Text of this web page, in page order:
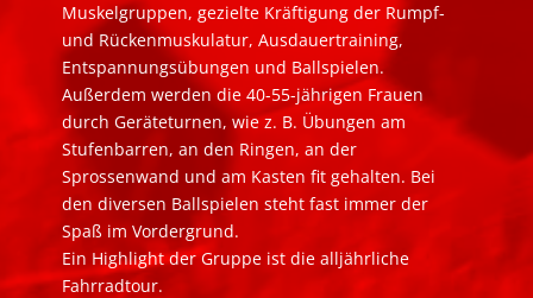
Muskelgruppen, gezielte Kräftigung der Rumpf-
und Rückenmuskulatur, Ausdauertraining,
Entspannungsübungen und Ballspielen.
Außerdem werden die 40-55-jährigen Frauen
durch Geräteturnen, wie z. B. Übungen am
Stufenbarren, an den Ringen, an der
Sprossenwand und am Kasten fit gehalten. Bei
den diversen Ballspielen steht fast immer der
Spaß im Vordergrund.
Ein Highlight der Gruppe ist die alljährliche
Fahrradtour.